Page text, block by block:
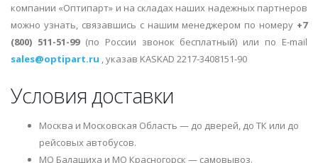
компании «Оптипарт» и на складах наших надежных партнеров
можно узнать, связавшись с нашим менеджером по номеру +7
(800) 511-51-99(по России звонок бесплатный) или по E-mail
sales@optipart.ru , указав KASKAD 2217-3408151-90
Условия доставки
Москва и Московская Область — до дверей, до ТК или до
рейсовых автобусов.
МО Балашиха и МО Красногорск — самовывоз.